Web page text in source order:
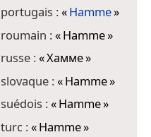
portugais :«Hamme»
roumain :«Hamme»
russe :«Хамме»
slovaque :«Hamme»
suédois :«Hamme»
turc :«Hamme»